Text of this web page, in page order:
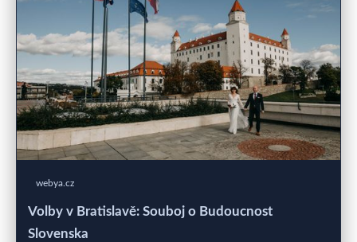
webya.cz
Volby v Bratislavě: Souboj o Budoucnost
Slovenska